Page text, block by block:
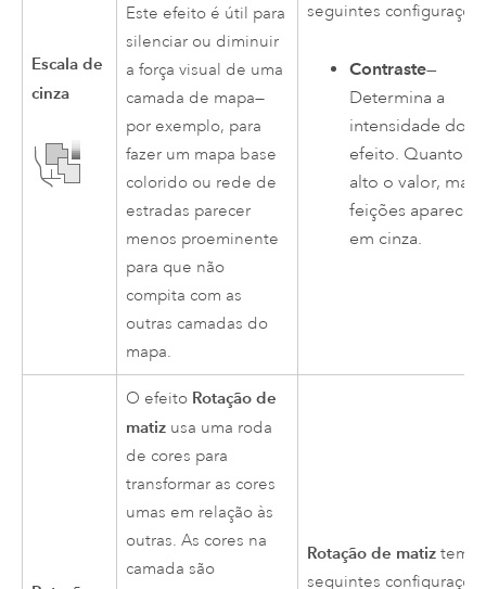
Escala de
cinza
Este efeito é útil para
silenciar ou diminuir
a força visual de uma
camada de mapa—
por exemplo, para
fazer um mapa base
colorido ou rede de
estradas parecer
menos proeminente
para que não
compita com as
outras camadas do
mapa.
seguintes
Contraste—
Determina a
intensidade do
efeito. Quanto
alto o valor, mais
feições
em cinza.
O efeito Rotação de
matiz usa uma roda
de cores para
transformar as cores
umas em relação às
outras. As cores na
camada são
Rotação de matiz tem
seguintes